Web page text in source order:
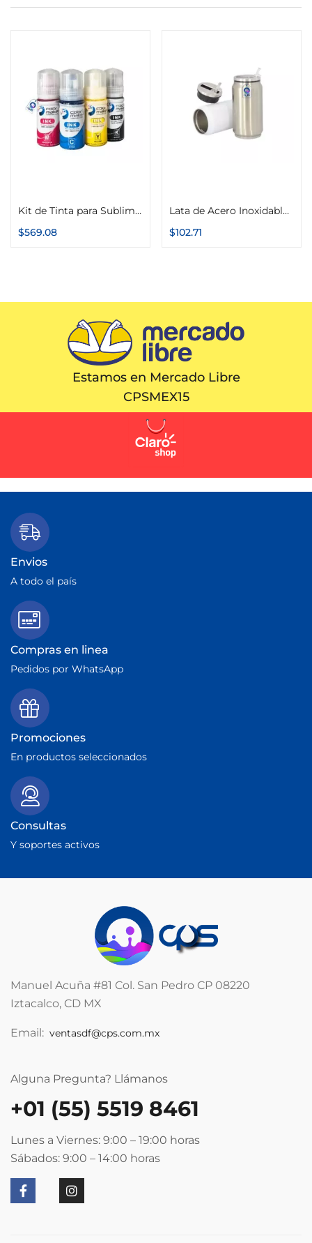
Kit de Tinta para Sublimar InkPack Botella 70g Color Make (70g Cyan, 70g Magenta, 70g Amarillo, 70g Negro)
$569.08
Lata de Acero Inoxidable Térmica de 280ml
$102.71
Estamos en Mercado Libre
CPSMEX15
Envios
A todo el país
Compras en linea
Pedidos por WhatsApp
Promociones
En productos seleccionados
Consultas
Y soportes activos
Manuel Acuña #81 Col. San Pedro CP 08220
Iztacalco, CD MX
Email: ventasdf@cps.com.mx
Alguna Pregunta? Llámanos
+01 (55) 5519 8461
Lunes a Viernes: 9:00 – 19:00 horas
Sábados: 9:00 – 14:00 horas